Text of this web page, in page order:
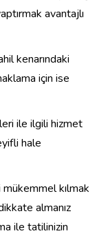
avantajlı
kenarındaki
için ise
ile ilgili hizmet
hale
kılmak
almanız
ile tatilinizin